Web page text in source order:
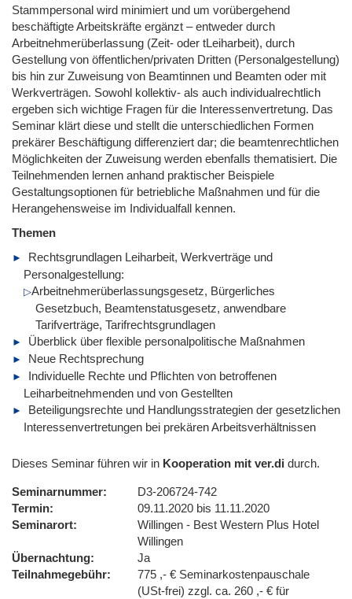
Stammpersonal wird minimiert und um vorübergehend
beschäftigte Arbeitskräfte ergänzt – entweder durch
Arbeitnehmerüberlassung (Zeit- oder tLeiharbeit), durch
Gestellung von öffentlichen/privaten Dritten (Personalgestellung)
bis hin zur Zuweisung von Beamtinnen und Beamten oder mit
Werkverträgen. Sowohl kollektiv- als auch individualrechtlich
ergeben sich wichtige Fragen für die Interessenvertretung. Das
Seminar klärt diese und stellt die unterschiedlichen Formen
prekärer Beschäftigung differenziert dar; die beamtenrechtlichen
Möglichkeiten der Zuweisung werden ebenfalls thematisiert. Die
Teilnehmenden lernen anhand praktischer Beispiele
Gestaltungsoptionen für betriebliche Maßnahmen und für die
Herangehensweise im Individualfall kennen.
Themen
Rechtsgrundlagen Leiharbeit, Werkverträge und
Personalgestellung:
Arbeitnehmerüberlassungsgesetz, Bürgerliches
Gesetzbuch, Beamtenstatusgesetz, anwendbare
Tarifverträge, Tarifrechtsgrundlagen
Überblick über flexible personalpolitische Maßnahmen
Neue Rechtsprechung
Individuelle Rechte und Pflichten von betroffenen
Leiharbeitnehmenden und von Gestellten
Beteiligungsrechte und Handlungsstrategien der gesetzlichen
Interessenvertretungen bei prekären Arbeitsverhältnissen
Dieses Seminar führen wir in Kooperation mit ver.di durch.
Seminarnummer
D3-206724-742
Termin
09.11.2020 bis 11.11.2020
Seminarort
Willingen - Best Western Plus Hotel
Willingen
Übernachtung
Ja
Teilnahmegebühr
775 ,- € Seminarkostenpauschale
(USt-frei) zzgl. ca. 260 ,- € für